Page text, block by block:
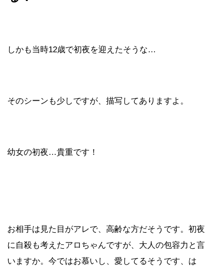
しかも当時12歳で初夜を迎えたそうな…
そのシーンも少しですが、描写してありますよ。
幼女の初夜…貴重です！
お相手は見た目がアレで、高齢な方だそうです。初夜
に自殺も考えたアロちゃんですが、大人の包容力と言
いますか。今ではお慕いし、愛してるそうです、は